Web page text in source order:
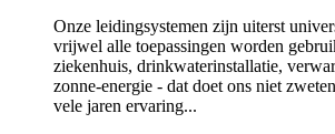
Onze leidingsystemen zijn uiterst
vrijwel alle toepassingen worden
ziekenhuis, drinkwaterinstallatie,
zonne-energie - dat doet ons niet
vele jaren ervaring...